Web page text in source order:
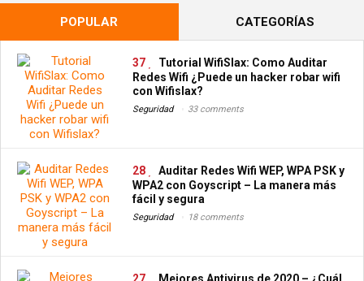
POPULAR CATEGORÍAS
37
Tutorial WifiSlax: Como Auditar
Redes Wifi ¿Puede un hacker robar wifi
con Wifislax?
Seguridad 33 comments
28
Auditar Redes Wifi WEP, WPA PSK y
WPA2 con Goyscript – La manera más
fácil y segura
Seguridad 18 comments